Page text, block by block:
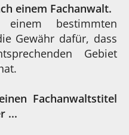
einem Fachanwalt.
bestimmten
Gewähr dafür, dass
Gebiet
Fachanwaltstitel
...